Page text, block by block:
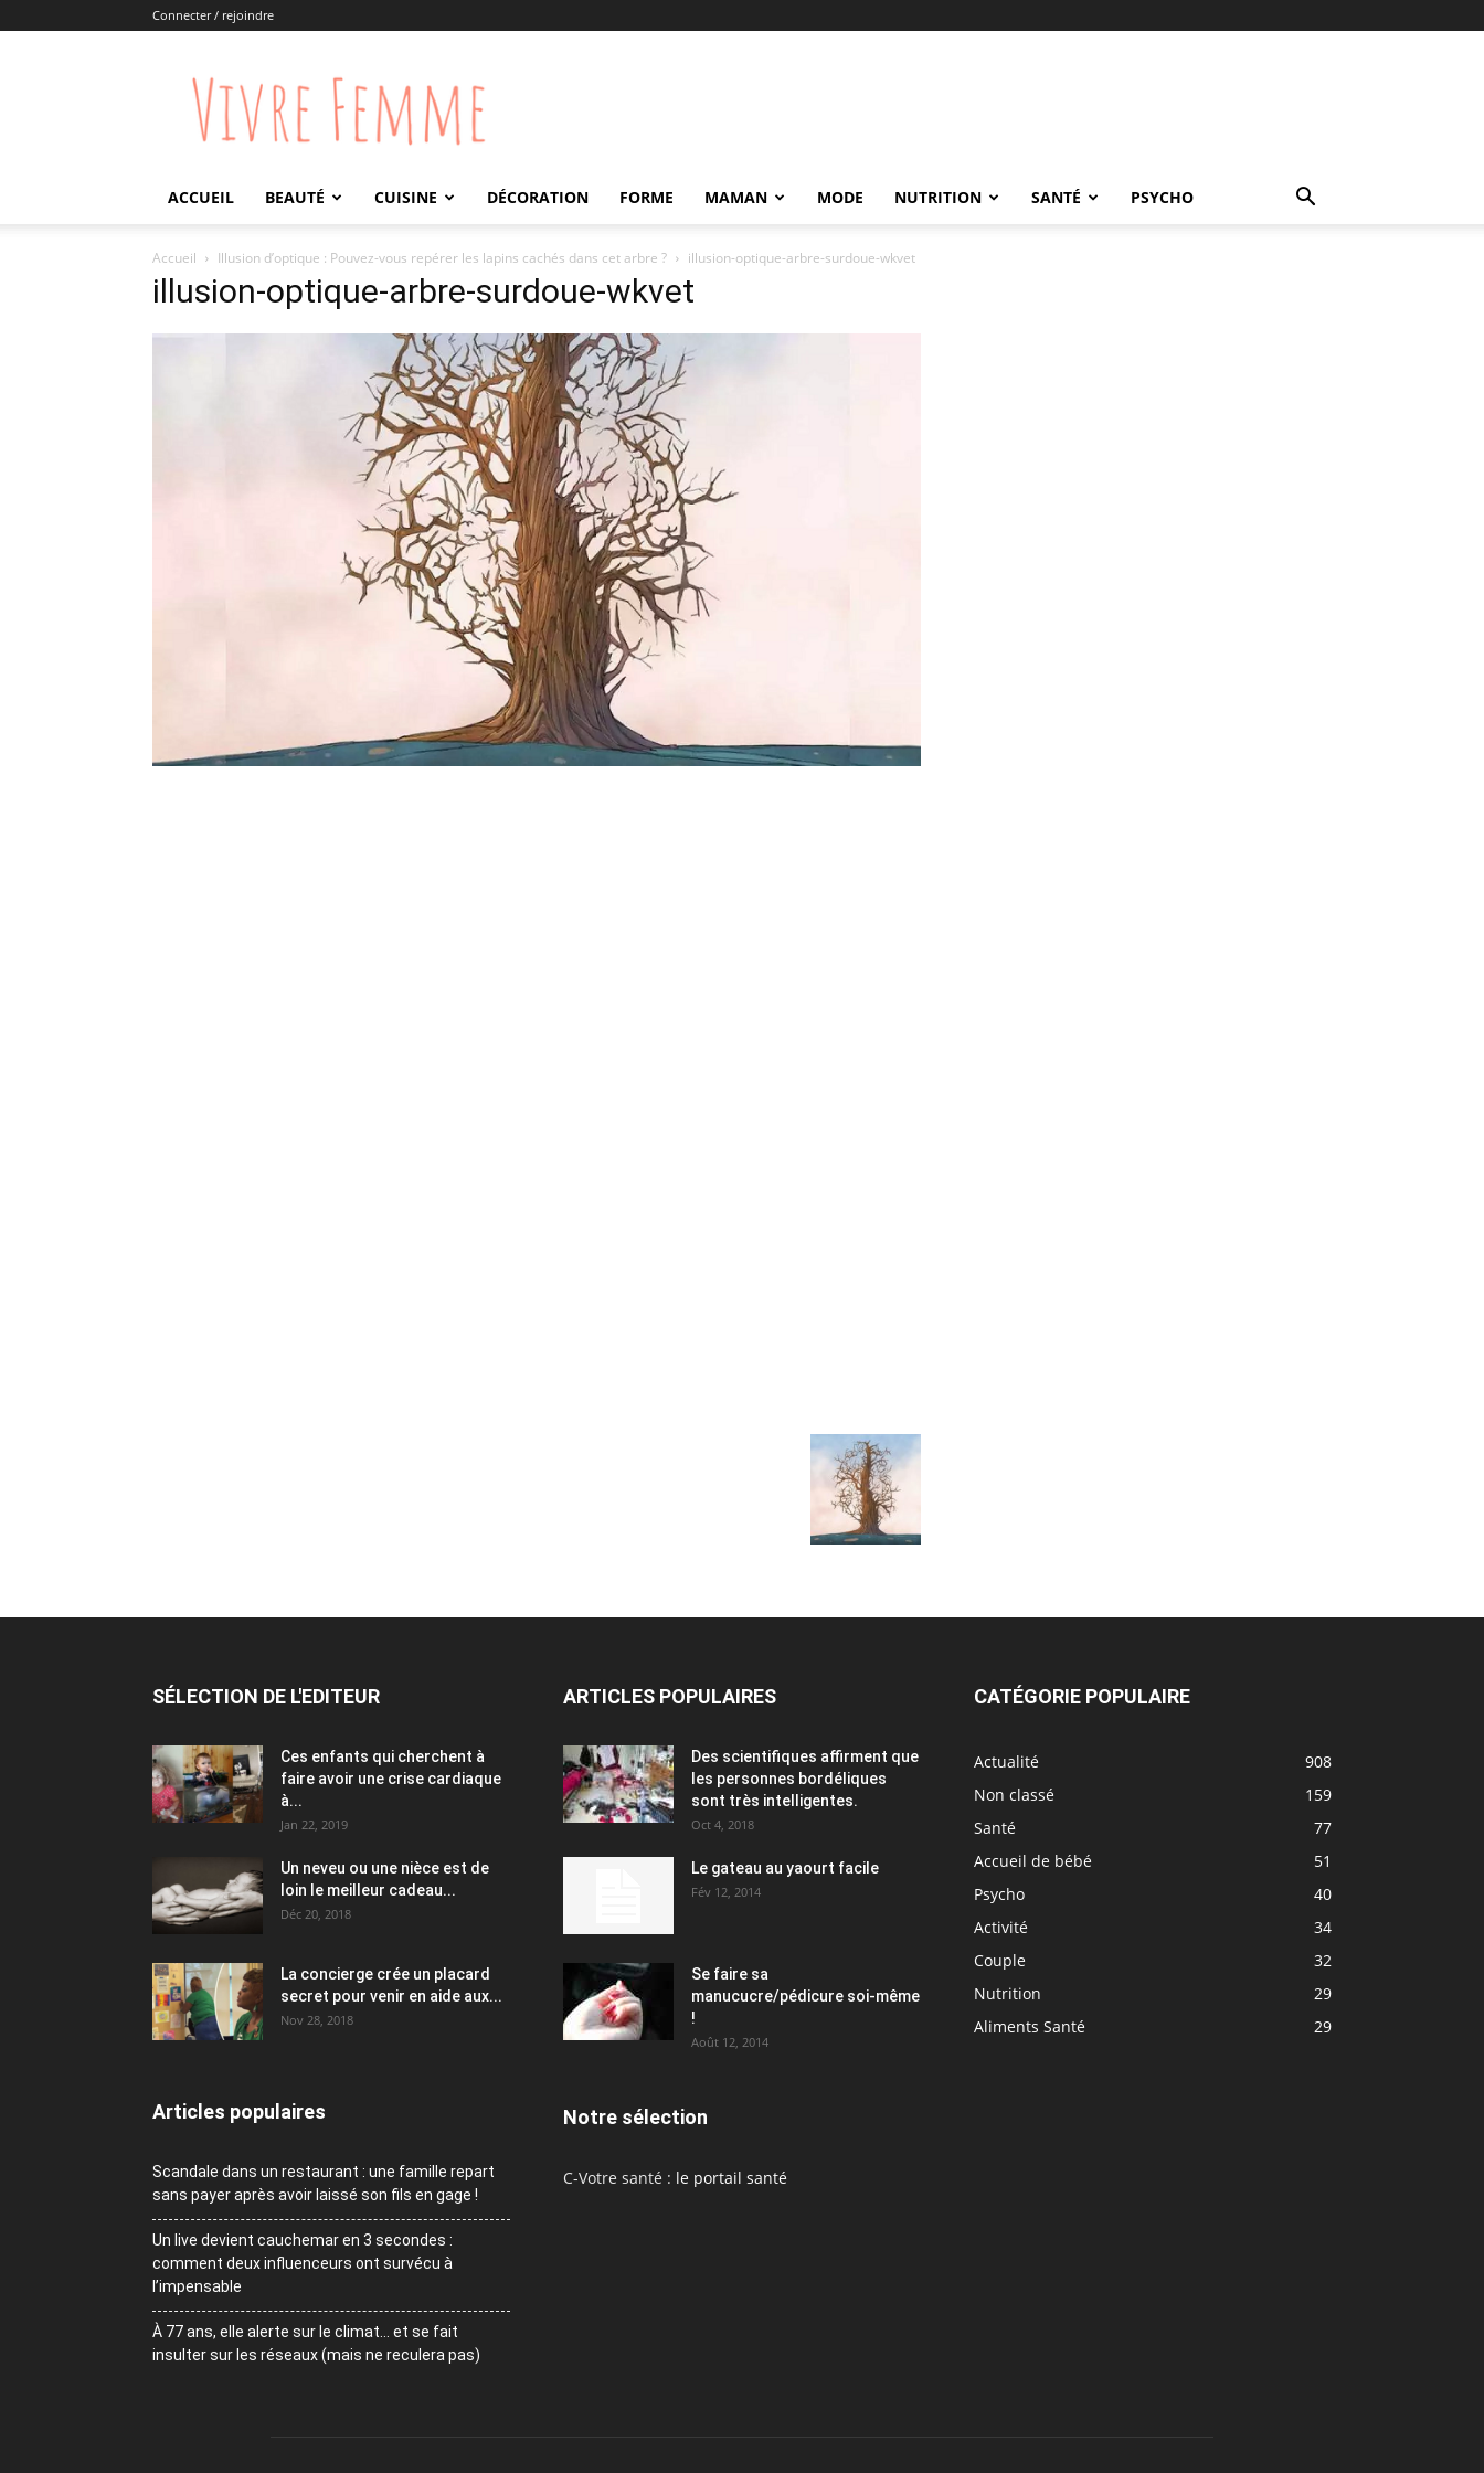
Connecter / rejoindre
Vivre
Femme
ACCUEIL BEAUTÉ CUISINE DÉCORATION FORME MAMAN MODE NUTRITION SANTÉ PSYCHO
Accueil Illusion d’optique : Pouvez-vous repérer les lapins cachés dans cet arbre ? illusion-optique-arbre-surdoue-wkvet
illusion-optique-arbre-surdoue-wkvet
SÉLECTION DE L'EDITEUR
Ces enfants qui cherchent à
faire avoir une crise cardiaque
à...
Jan 22, 2019
Un neveu ou une nièce est de
loin le meilleur cadeau...
Déc 20, 2018
La concierge crée un placard
secret pour venir en aide aux...
Nov 28, 2018
Articles populaires
Scandale dans un restaurant : une famille repart
sans payer après avoir laissé son fils en gage !
Un live devient cauchemar en 3 secondes :
comment deux influenceurs ont survécu à
l’impensable
À 77 ans, elle alerte sur le climat… et se fait
insulter sur les réseaux (mais ne reculera pas)
ARTICLES POPULAIRES
Des scientifiques affirment que
les personnes bordéliques
sont très intelligentes.
Oct 4, 2018
Le gateau au yaourt facile
Fév 12, 2014
Se faire sa
manucucre/pédicure soi-même
!
Août 12, 2014
Notre sélection
C-Votre santé : le portail santé
CATÉGORIE POPULAIRE
Actualité
908
Non classé
159
Santé
77
Accueil de bébé
51
Psycho
40
Activité
34
Couple
32
Nutrition
29
Aliments Santé
29